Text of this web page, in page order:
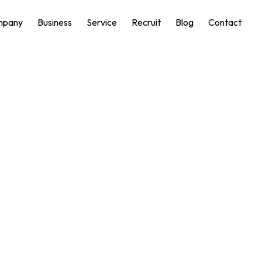
Business Service Recruit Blog Contact